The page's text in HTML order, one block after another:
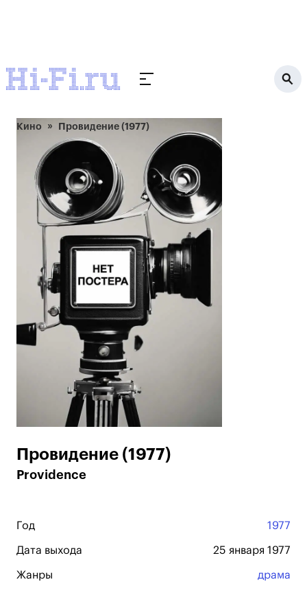
Кино Провидение (1977)
Провидение (1977)
Providence
Год 1977
Дата выхода 25 января 1977
Жанры драма